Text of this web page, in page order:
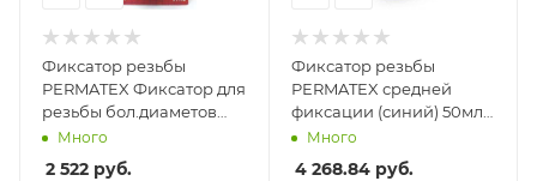
Фиксатор резьбы
PERMATEX Фиксатор для
резьбы бол.диаметов
сильной фиксации
(красный) 36мл., 27740
Много
2 522 руб.
Фиксатор резьбы
PERMATEX средней
фиксации (синий) 50мл.,
24250
Много
4 268.84руб.